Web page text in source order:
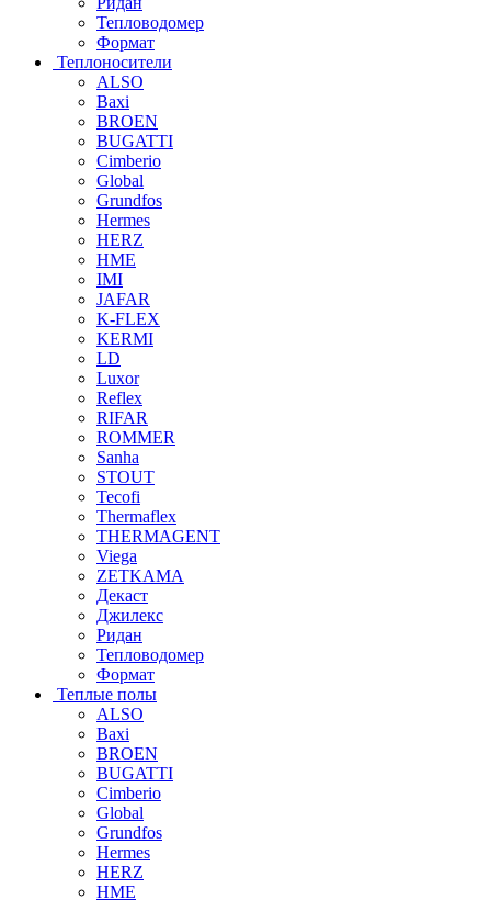
Тепловодомер
Формат
Теплоносители
ALSO
Baxi
BROEN
BUGATTI
Cimberio
Global
Grundfos
Hermes
HERZ
HME
IMI
JAFAR
K-FLEX
KERMI
LD
Luxor
Reflex
RIFAR
ROMMER
Sanha
STOUT
Tecofi
Thermaflex
THERMAGENT
Viega
ZETKAMA
Декаст
Джилекс
Ридан
Тепловодомер
Формат
Теплые полы
ALSO
Baxi
BROEN
BUGATTI
Cimberio
Global
Grundfos
Hermes
HERZ
HME